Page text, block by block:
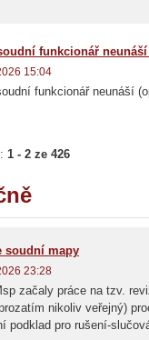
funkcionář
15:04
funkcionář neunáší
1 - 2 ze 426
soudní mapy
23:28
začaly práce na tzv.
nikoliv veřejný)
podklad pro rušení-